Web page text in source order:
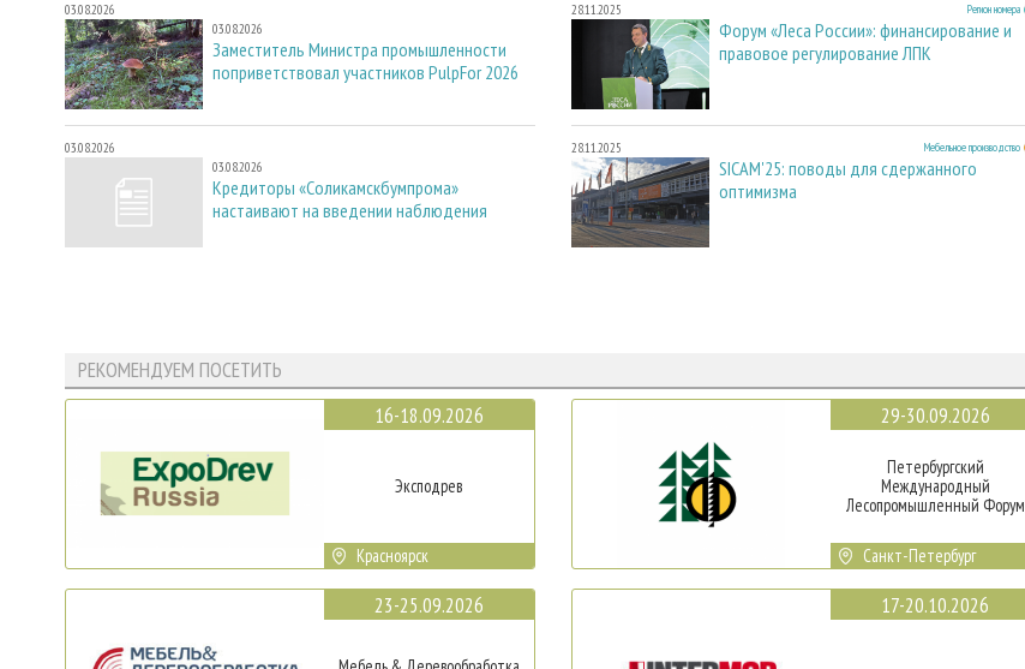
03.08.2026
03.08.2026
Заместитель Министра промышленности
поприветствовал участников PulpFor 2026
03.08.2026
03.08.2026
Кредиторы «Соликамскбумпрома»
настаивают на введении наблюдения
28.11.2025 Регион номера
Форум «Леса России»: финансирование и
правовое регулирование ЛПК
28.11.2025 Мебельное производство
SICAM'25: поводы для сдержанного
оптимизма
РЕКОМЕНДУЕМ ПОСЕТИТЬ
16-18.09.2026
Эксподрев
Красноярск
23-25.09.2026
29-30.09.2026
Петербургский
Международный
Лесопромышленный Форум
Санкт-Петербург
17-20.10.2026